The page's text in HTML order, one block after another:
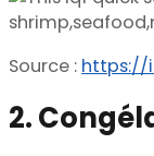
Source : https://
2.